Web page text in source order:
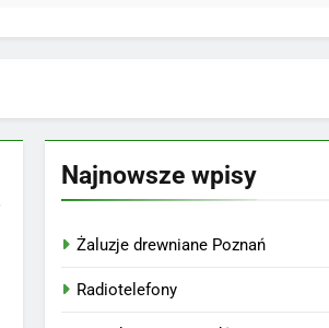
Najnowsze wpisy
Żaluzje drewniane Poznań
Radiotelefony